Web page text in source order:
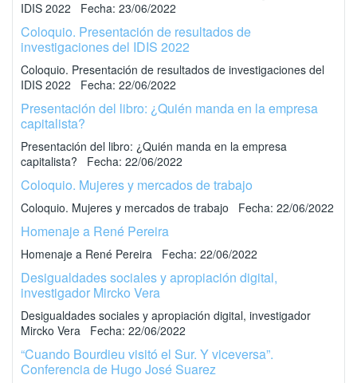
IDIS 2022 Fecha: 23/06/2022
Coloquio. Presentación de resultados de
investigaciones del IDIS 2022
Coloquio. Presentación de resultados de investigaciones del
IDIS 2022 Fecha: 22/06/2022
Presentación del libro: ¿Quién manda en la empresa
capitalista?
Presentación del libro: ¿Quién manda en la empresa
capitalista? Fecha: 22/06/2022
Coloquio. Mujeres y mercados de trabajo
Coloquio. Mujeres y mercados de trabajo Fecha: 22/06/2022
Homenaje a René Pereira
Homenaje a René Pereira Fecha: 22/06/2022
Desigualdades sociales y apropiación digital,
investigador Mircko Vera
Desigualdades sociales y apropiación digital, investigador
Mircko Vera Fecha: 22/06/2022
“Cuando Bourdieu visitó el Sur. Y viceversa”.
Conferencia de Hugo José Suarez